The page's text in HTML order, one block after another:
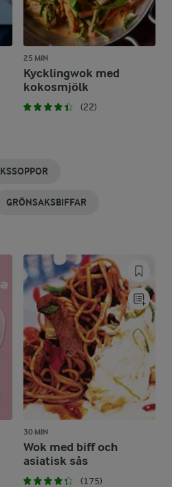
25 MIN
Kycklingwok med
kokosmjölk
(22)
GRÖNSAKSBIFFAR
30 MIN
Wok med biff och
asiatisk sås
(175)